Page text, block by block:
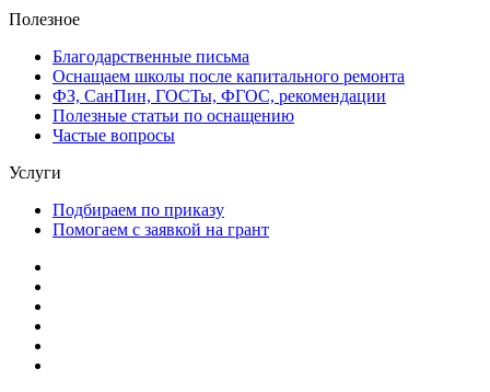
Полезное
Благодарственные письма
Оснащаем школы после капитального ремонта
ФЗ, СанПин, ГОСТы, ФГОС, рекомендации
Полезные статьи по оснащению
Частые вопросы
Услуги
Подбираем по приказу
Помогаем с заявкой на грант